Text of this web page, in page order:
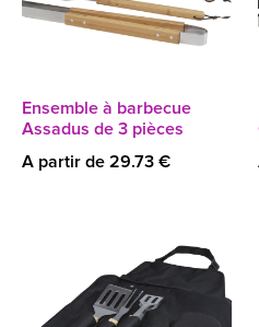
Ensemble à barbecue
Assadus de 3 pièces
A partir de 29.73 €